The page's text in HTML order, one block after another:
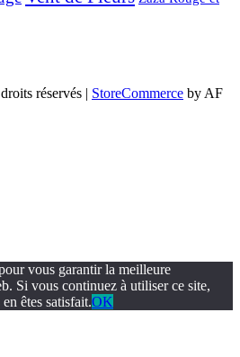
réservés
StoreCommerce by AF
vous garantir la meilleure
Si vous continuez à utiliser ce site,
êtes satisfait.OK